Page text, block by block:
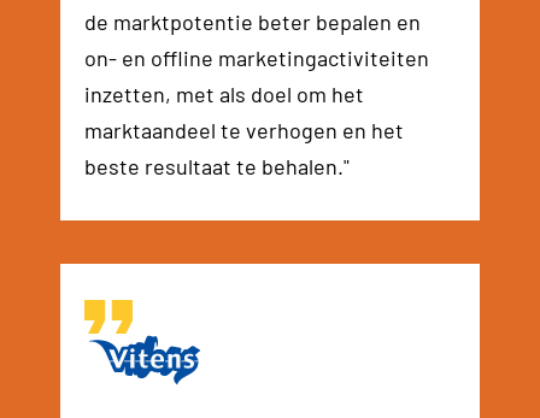
de marktpotentie beter bepalen en
on- en offline marketingactiviteiten
inzetten, met als doel om het
marktaandeel te verhogen en het
beste resultaat te behalen."